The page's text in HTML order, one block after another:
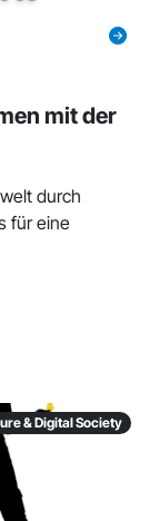
mit der
durch
für eine
& Digital Society